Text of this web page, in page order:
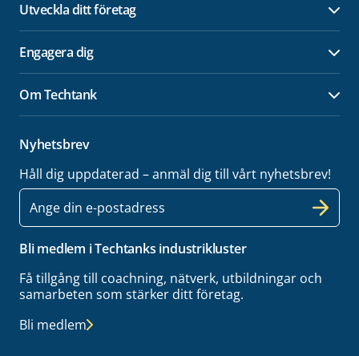
Utveckla ditt företag
Engagera dig
Om Techtank
Nyhetsbrev
Håll dig uppdaterad – anmäl dig till vårt nyhetsbrev!
E-
post
Bli medlem i Techtanks industrikluster
Få tillgång till coachning, nätverk, utbildningar och
samarbeten som stärker ditt företag.
Bli medlem